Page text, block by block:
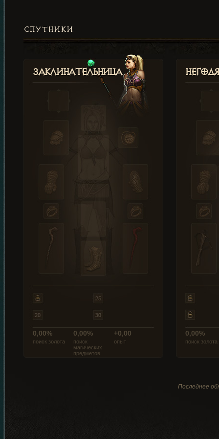
СПУТНИКИ
Заклинательница
0,00%
поиск золота
0,00%
поиск
магических
предметов
+0,00
опыт
0,00%
поиск золота
Последнее